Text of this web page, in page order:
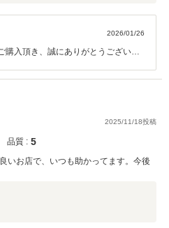
2026/01/26
購入頂き、誠にありがとうございま
もご来店戴き、ありがとうございま
れたのではないでしょうか。今後
ます。また何かございましたらお気
から寒さも本番となりますので、ど
にありがとうございました。 トラ
トオート スタッフ一同
2025/11/18投稿
品質 : 5
いお店で、いつも助かってます。今後